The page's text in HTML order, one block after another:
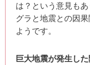
は？という意見も
グラと地震との因
ようです。
巨大地震が発生し